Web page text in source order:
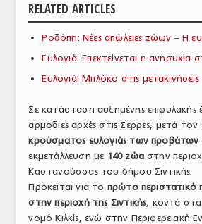
ΕΜΠΟΡΙΚΟΣ ΚΑΤΑΛΟΓΟΣ
ΠΑΡΑΓΩΓΗ & ΕΜΠΟΡΙΑ
ΕΞΟΠΛΙΣΜΟΣ
ΥΠΗΡΕΣΙΕΣ
ΕΜΠΟΡΙΚΟΙ ΑΝΤΙΠΡΟΣΩΠΟΙ
ΝΟΜΟΘΕΣΙΑ
RELATED ARTICLES
Ροδόπη: Νέες απώλειες ζώων – Η
Ευλογιά: Επεκτείνεται η ανησυχία
Ευλογιά: Μπλόκο στις μετακινήσεις
Σε κατάσταση αυξημένης επιφυλακής
αρμόδιες αρχές στις Σέρρες, μετά τον
κρούσματος ευλογιάς των προβάτων
εκμετάλλευση με 140 ζώαστην
Καστανούσσας του δήμου Σιντικής.
Πρόκειται για το πρώτο περιστατικό
στην περιοχή της Σιντικής, κοντά
νομό Κιλκίς, ενώ στην Περιφερειακή